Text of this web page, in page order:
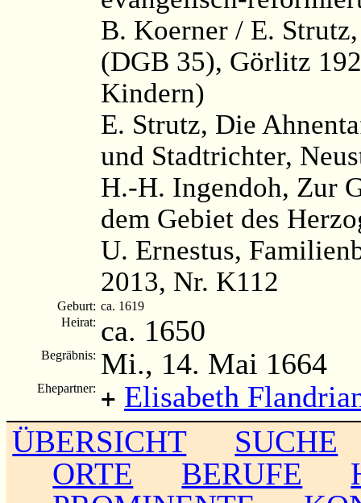
B. Koerner / E.
(DGB 35), Görlitz
Kindern)
E. Strutz, Die
und Stadtrichter,
H.-H. Ingendoh, Zur
dem Gebiet des
U. Ernestus,
2013, Nr. K112
Geburt: ca. 1619
Heirat: ca. 1650
Begräbnis: Mi., 14. Mai 1664
Ehepartner: + Elisabeth
ÜBERSICHT
SUCHE
ORTE
BERUFE